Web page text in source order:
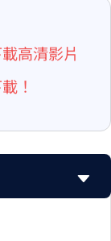
HD 高清影片
載！